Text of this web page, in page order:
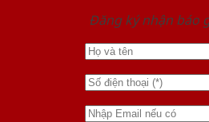
Đăng ký nhận báo